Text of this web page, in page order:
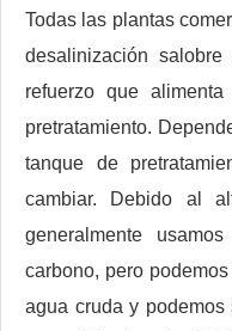
Todas las plantas
desalinización
refuerzo que
pretratamiento.
tanque de
cambiar. Debido al
generalmente
carbono, pero
agua cruda y podemos